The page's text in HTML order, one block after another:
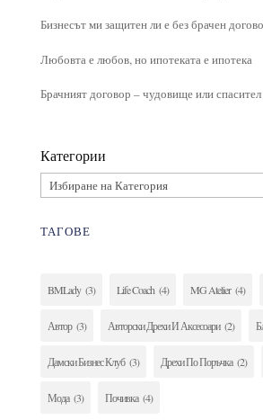
Бизнесът ми защитен ли е без брачен
Любовта е любов, но ипотеката е ипотека
Брачният договор – чудовище или спасител
Категории
ТАГОВЕ
BMLady (3) Life Coach (4) MG Atelier (4)
Автор (3) Авторски Дрехи И Аксесоари (2)
Дамски Бизнес Клуб (3) Дрехи По Поръчка (2)
Мода (3) Почивка (4)